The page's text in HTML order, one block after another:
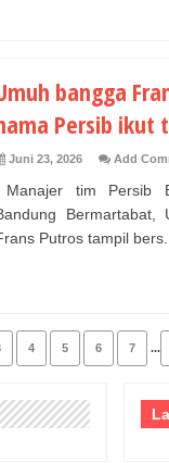
bangga
Persib ikut
Juni 23, 2026 Add
Manajer tim Persib
Bermartabat,
Putros tampil bers...
4 5 6 7 ...